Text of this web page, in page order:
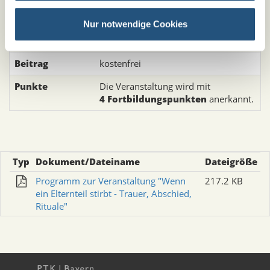
Nur notwendige Cookies
Barbara Oppenländer
Hans-Werner Saloga
Beitrag
kostenfrei
Punkte
Die Veranstaltung wird mit
4 Fortbildungspunkten anerkannt.
Typ Dokument/Dateiname
Dateigröße
Programm zur Veranstaltung "Wenn
ein Elternteil stirbt - Trauer, Abschied,
Rituale"
217.2 KB